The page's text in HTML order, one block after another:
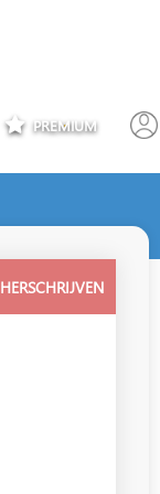
PREMIUM
HERSCHRIJVEN